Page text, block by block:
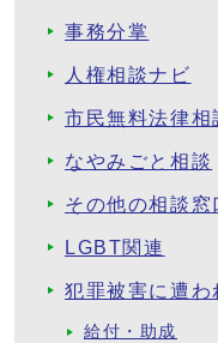
事務分掌
人権相談ナビ
市民無料法律相
なやみごと相談
その他の相談窓
LGBT関連
犯罪被害に遭わ
給付・助成